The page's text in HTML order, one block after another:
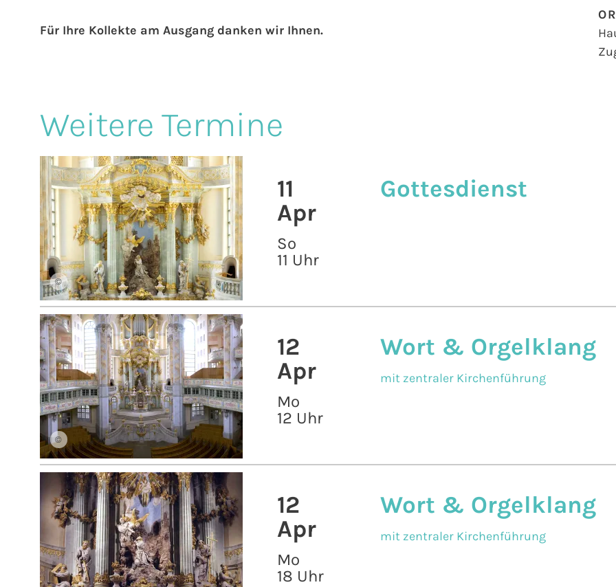
Für Ihre Kollekte am Ausgang danken wir Ihnen.
Weitere Termine
©
11
Apr
So
11 Uhr
Gottesdienst
©
12
Apr
Mo
12 Uhr
Wort & Orgelklang
mit zentraler Kirchenführung
12
Apr
Mo
18 Uhr
Wort & Orgelklang
mit zentraler Kirchenführung